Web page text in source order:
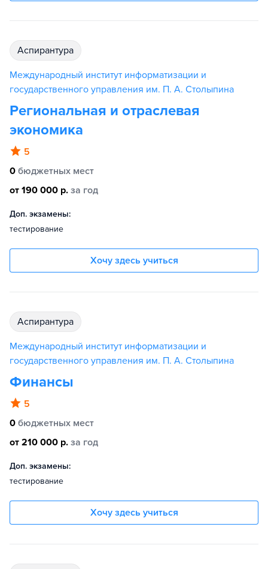
аспирантура
Международный институт информатизации и
государственного управления им. П. А. Столыпина
Региональная и отраслевая
экономика
5
0 бюджетных мест
от 190 000 р. за год
Доп. экзамены:
тестирование
Хочу здесь учиться
аспирантура
Международный институт информатизации и
государственного управления им. П. А. Столыпина
Финансы
5
0 бюджетных мест
от 210 000 р. за год
Доп. экзамены:
тестирование
Хочу здесь учиться